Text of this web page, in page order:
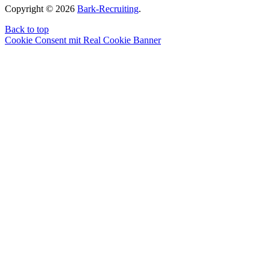
Copyright © 2026 Bark-Recruiting.
Back to top
Cookie Consent mit Real Cookie Banner